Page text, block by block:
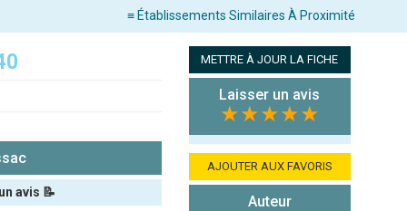
≡ Établissements Similaires À Proximité
avis 📝
METTRE À JOUR LA FICHE
Laisser un avis
★★★★★
AJOUTER AUX FAVORIS
Auteur